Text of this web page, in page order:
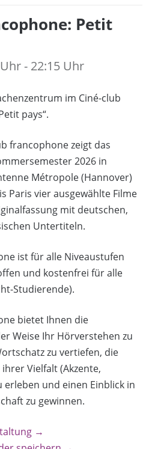
Petit
- 22:15 Uhr
im Ciné-club
pays“.
francophone zeigt das
2026 in
Métropole (Hannover)
Paris vier ausgewählte Filme
mit deutschen,
Untertiteln.
ist für alle Niveaustufen
und kostenfrei für alle
Studierende).
bietet Ihnen die
Weise Ihr Hörverstehen zu
zu vertiefen, die
Vielfalt (Akzente,
erleben und einen Einblick in
zu gewinnen.
→